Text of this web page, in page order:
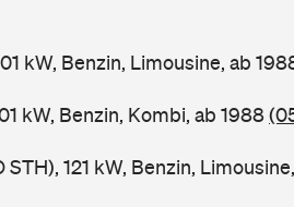
kW, Benzin, Limousine, ab
kW, Benzin, Kombi, ab 1988
121 kW, Benzin,